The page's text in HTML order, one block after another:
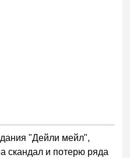
"Дейли мейл",
скандал и потерю ряда